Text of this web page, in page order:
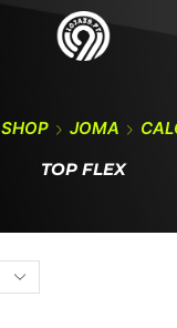
SHOP JOMA
TOP FLEX